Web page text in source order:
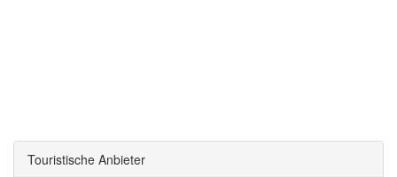
Touristische Anbieter